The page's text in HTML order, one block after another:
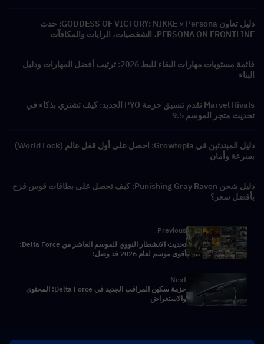
دليل تعاون GODDESS OF VICTORY: NIKKE × Persona: حدث
PERSONA ON FRONTLINE، الشخصيات، الرايات والمكافآت
قائمة مستويات مهارات البقاء للبط 2026: ترتيب أفضل المهارات ودليل
البناء
Marvel Rivals تقدم تنسيق حزمة PYO الجديد: كيف تشتري بذكاء في
تحديث متجر الموسم 9.5
دليل المبتدئين في Growtopia: احصل على أول قفل عالم (World Lock)
بسرعة وأمان
دليل شحن Punishing Gray Raven: كيف تحصل على بطاقات قوس قزح
بأفضل سعر؟
Previous
تحديث الانشطار النووي للموسم العاشر من Delta Force:
أقوى موسم لعام 2026 قد وصل!
Next
حزمة سكين المراقب الجديد في Delta Force: المحتوى
والاستعراض